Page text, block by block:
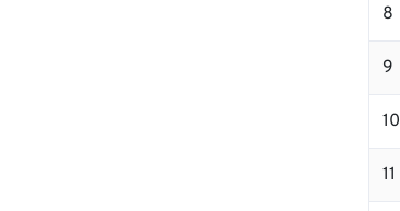
8
9
10
11